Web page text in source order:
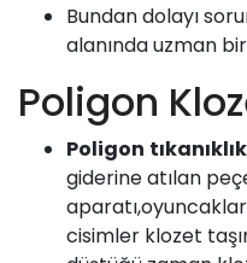
Bundan dolayı
alanında uzman
Poligon
Poligon
giderine atılan
cisimler klozet